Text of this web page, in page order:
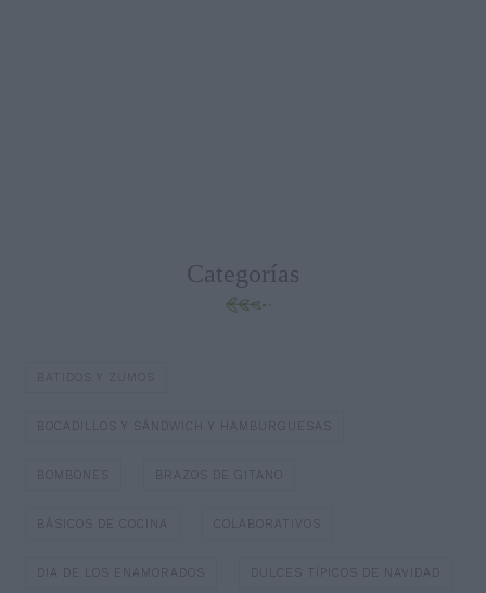
Categorías
BATIDOS Y ZUMOS
BOCADILLOS Y SÁNDWICH Y HAMBURGUESAS
BOMBONES BRAZOS DE GITANO
BÁSICOS DE COCINA COLABORATIVOS
DIA DE LOS ENAMORADOS DULCES TÍPICOS DE NAVIDAD